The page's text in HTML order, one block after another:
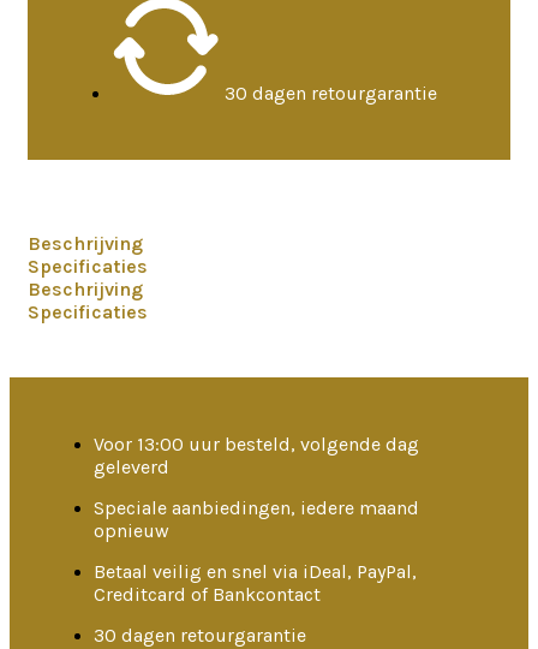
30 dagen retourgarantie
Beschrijving
Specificaties
Beschrijving
Specificaties
Voor 13:00 uur besteld, volgende dag
geleverd
Speciale aanbiedingen, iedere maand
opnieuw
Betaal veilig en snel via iDeal, PayPal,
Creditcard of Bankcontact
30 dagen retourgarantie